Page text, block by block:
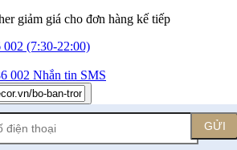
giảm giá cho đơn hàng kế tiếp
002 (7:30-22:00)
002 Nhắn tin SMS
GỬI